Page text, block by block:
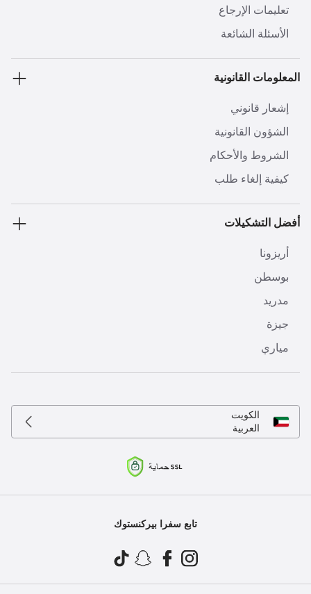
تعليمات الإرجاع
الأسئلة الشائعة
المعلومات القانونية
إشعار قانوني
الشؤون القانونية
الشروط والأحكام
كيفية إلغاء طلب
أفضل التشكيلات
أريزونا
بوسطن
مدريد
جيزة
مياري
الكويت
العربية
تابع سفرا بيركنستوك